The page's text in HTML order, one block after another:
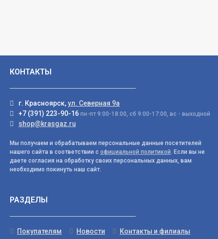
КОНТАКТЫ
г. Красноярск,ул. Северная 9а
+7 (391) 223-90-16 пн-пт 9:00-18:00, сб 9:00-17:00, вс - выходной
shop@krasgaz.ru
Мы получаем и обрабатываем персональные данные посетителей
нашего сайта в соответствии с официальной политикой. Если вы не
даете согласия на обработку своих персональных данных, вам
необходимо покинуть наш сайт.
РАЗДЕЛЫ
Покупателям Новости Контакты и филиалы